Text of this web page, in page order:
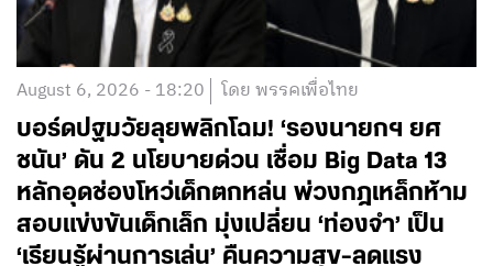
August 6, 2026 - 18:20 โดย พรรคเพื่อไทย
บอร์ดปฐมวัยลุยพลิกโฉม! ‘รองนายกฯ ยศ
ชนัน’ ดัน 2 นโยบายด่วน เชื่อม Big Data 13
หลักอุดช่องโหว่เด็กตกหล่น พ่วงกฎเหล็กห้าม
สอบแข่งขันเด็กเล็ก มุ่งเปลี่ยน ‘ท่องจำ’ เป็น
‘เรียนรู้ผ่านการเล่น’ คืนความสุข-ลดแรง